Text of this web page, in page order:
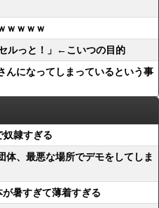
ｗｗｗｗ
っと！」←こいつの目的
んになってしまっているという事
奴隷すぎる
体、最悪な場所でデモをしてしま
が暑すぎて薄着すぎる